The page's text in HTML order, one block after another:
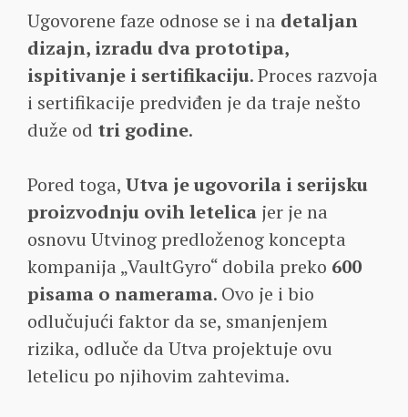
Ugovorene faze odnose se i na detaljan
dizajn, izradu dva prototipa,
ispitivanje i sertifikaciju. Proces razvoja
i sertifikacije predviđen je da traje nešto
duže od tri godine.
Pored toga, Utva je ugovorila i serijsku
proizvodnju ovih letelica jer je na
osnovu Utvinog predloženog koncepta
kompanija „VaultGyro“ dobila preko 600
pisama o namerama. Ovo je i bio
odlučujući faktor da se, smanjenjem
rizika, odluče da Utva projektuje ovu
letelicu po njihovim zahtevima.